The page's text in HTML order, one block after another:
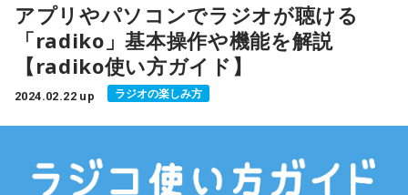
アプリやパソコンでラジオが聴ける
「radiko」基本操作や機能を解説
【radiko使い方ガイド】
2024.02.22 up ラジオの楽しみ方